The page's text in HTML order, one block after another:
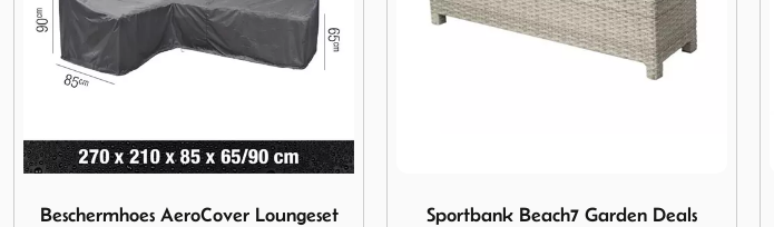
Sportbank Beach7 Garden Deals
Tuintafel Beach7 Birdwood 150x90